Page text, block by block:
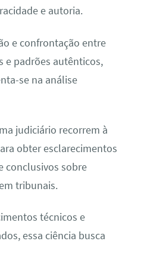
e autoria.
e confrontação entre
e padrões autênticos,
se na análise
judiciário recorrem à
obter esclarecimentos
conclusivos sobre
tribunais.
técnicos e
essa ciência busca